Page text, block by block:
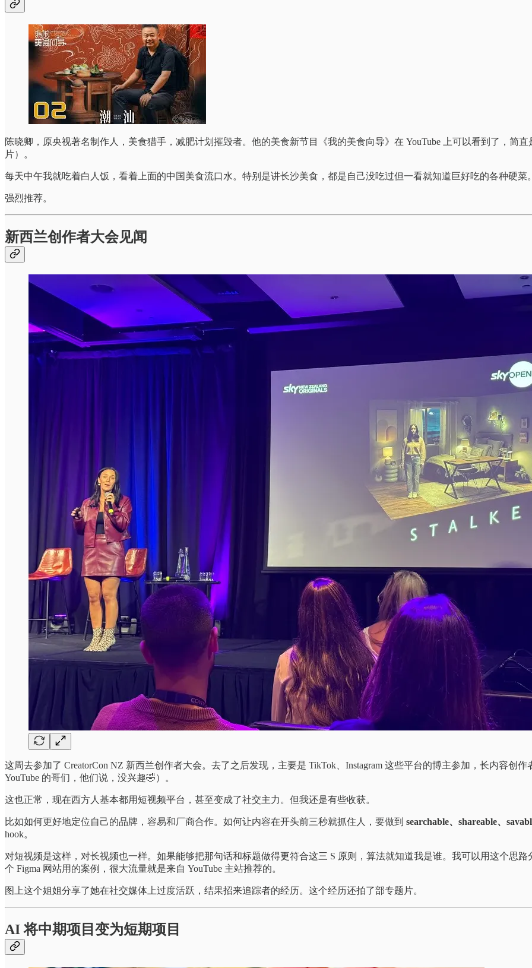
陈晓卿，原央视著名制作人，美食猎手，减肥计划摧毁者。他的美食新节目《我的美食向导》在 YouTube 上可以看到了，简
片）。
每天中午我就吃着白人饭，看着上面的中国美食流口水。特别是讲长沙美食，都是自己没吃过但一看就知道巨好吃的各种硬菜
强烈推荐。
新西兰创作者大会见闻
这周去参加了 CreatorCon NZ 新西兰创作者大会。去了之后发现，主要是 TikTok、Instagram 这些平台的博主参加，长内容创
YouTube 的哥们，他们说，没兴趣🤣）。
这也正常，现在西方人基本都用短视频平台，甚至变成了社交主力。但我还是有些收获。
比如如何更好地定位自己的品牌，容易和厂商合作。如何让内容在开头前三秒就抓住人，要做到 searchable、shareable、
hook。
对短视频是这样，对长视频也一样。如果能够把那句话和标题做得更符合这三 S 原则，算法就知道我是谁。我可以用这个思
个 Figma 网站用的案例，很大流量就是来自 YouTube 主站推荐的。
图上这个姐姐分享了她在社交媒体上过度活跃，结果招来追踪者的经历。这个经历还拍了部专题片。
AI 将中期项目变为短期项目